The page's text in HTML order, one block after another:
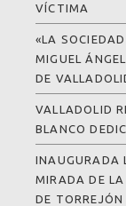
VÍCTIMA
«LA
MIGUEL
DE
VALLADOLID
BLANCO
INAUGURADA
MIRADA DE
DE